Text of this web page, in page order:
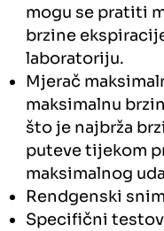
mogu se pratiti
brzine
laboratoriju.
Mjerač
maksimalnu
što je najbrža
puteve tijekom
maksimalnog
Rendgenski
Specifični